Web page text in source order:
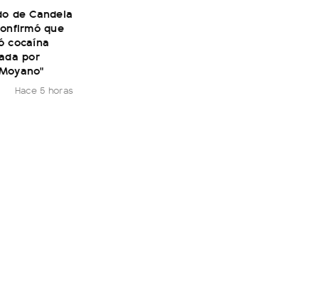
de Candela
que
cocaína
por
Hace 5 horas